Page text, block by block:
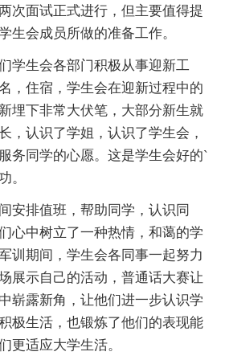
面试正式进行，但主要值得提
生会成员所做的准备工作。
生会各部门积极从事迎新工
，住宿，学生会在迎新过程中的
埋下非常大伏笔，大部分新生就
，认识了学姐，认识了学生会，
务同学的心愿。这是学生会好的`
。
排值班，帮助同学，认识同
心中树立了一种热情，和蔼的学
训期间，学生会各同事一起努力
展示自己的活动，普通话大赛让
崭露新角，让他们进一步认识学
极生活，也锻炼了他们的表现能
更适应大学生活。